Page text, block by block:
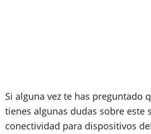
Si alguna vez te has preguntado
tienes algunas dudas sobre este
conectividad para dispositivos